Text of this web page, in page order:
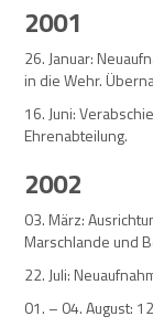
2001
26. Januar:
in die Wehr.
16. Juni:
Ehrenabteilung.
2002
03. März:
Marschlande und
22. Juli:
01. – 04. August: